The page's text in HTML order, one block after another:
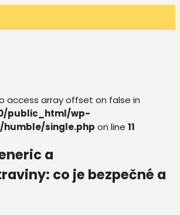
access array offset on false in
public_html/wp-
single.php on line 11
a
co je bezpečné a